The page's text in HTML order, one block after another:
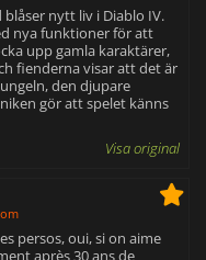
blåser nytt liv i Diablo IV.
nya funktioner för att
upp gamla karaktärer,
fienderna visar att det är
den djupare
gör att spelet känns
Visa original
persos, oui, si on aime
après 30 ans de